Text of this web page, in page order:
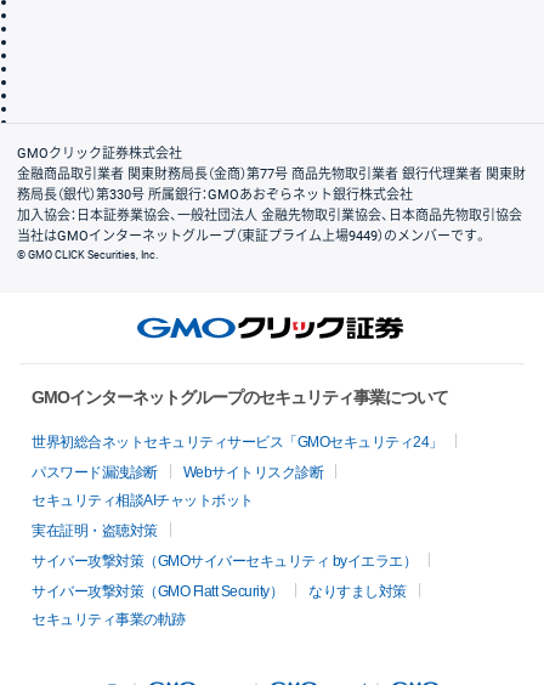
会社案内
GMOクリック証券株式会社
金融商品取引業者 関東財務局長（金商）第77号 商品先物取引業者 銀行代理業者 関東財
務局長（銀代）第330号 所属銀行：GMOあおぞらネット銀行株式会社
加入協会：日本証券業協会、一般社団法人 金融先物取引業協会、日本商品先物取引協会
当社はGMOインターネットグループ（東証プライム上場9449）のメンバーです。
© GMO CLICK Securities, Inc.
GMOインターネットグループのセキュリティ事業について
世界初総合ネットセキュリティサービス「GMOセキュリティ24」
パスワード漏洩診断
Webサイトリスク診断
セキュリティ相談AIチャットボット
実在証明・盗聴対策
サイバー攻撃対策（GMOサイバーセキュリティ byイエラエ）
サイバー攻撃対策（GMO Flatt Security）
なりすまし対策
セキュリティ事業の軌跡